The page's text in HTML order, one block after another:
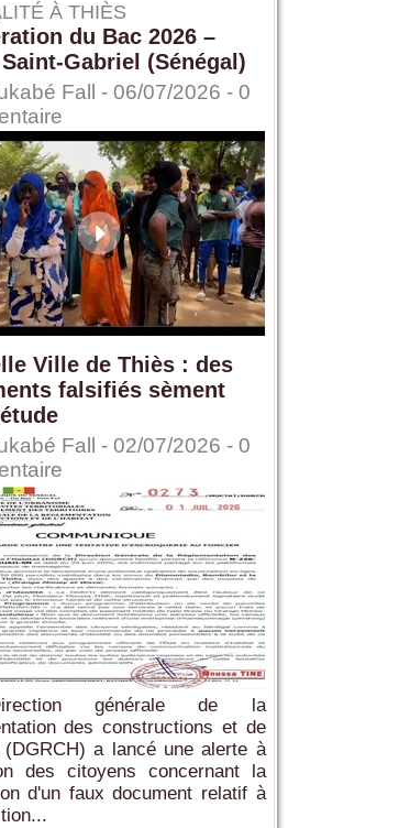
À THIÈS
du Bac 2026 –
Gabriel (Sénégal)
Fall - 06/07/2026 - 0
Ville de Thiès : des
falsifiés sèment
Fall - 02/07/2026 - 0
générale de la
des constructions et de
(DGRCH) a lancé une alerte à
des citoyens concernant la
d'un faux document relatif à